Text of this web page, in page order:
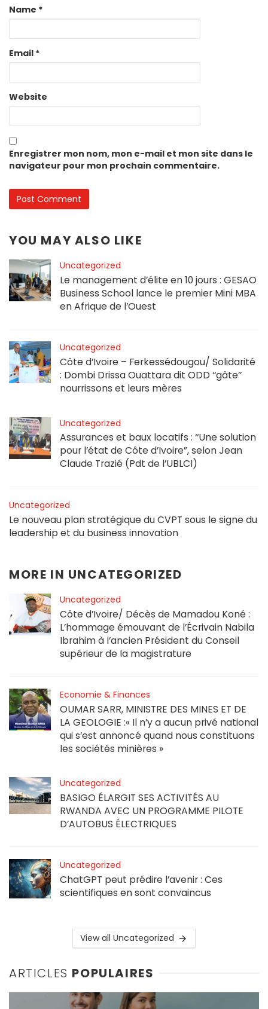
Name *
Email *
Website
Enregistrer mon nom, mon e-mail et mon site dans le
navigateur pour mon prochain commentaire.
YOU MAY ALSO LIKE
Uncategorized
Le management d’élite en 10 jours : GESAO
Business School lance le premier Mini MBA
en Afrique de l’Ouest
Uncategorized
Côte d’Ivoire – Ferkessédougou/ Solidarité
: Dombi Drissa Ouattara dit ODD ‘‘gâte’’
nourrissons et leurs mères
Uncategorized
Assurances et baux locatifs : ‘‘Une solution
pour l’état de Côte d’Ivoire”, selon Jean
Claude Trazié (Pdt de l’UBLCI)
Uncategorized
Le nouveau plan stratégique du CVPT sous le signe du
leadership et du business innovation
MORE IN UNCATEGORIZED
Uncategorized
Côte d’Ivoire/ Décès de Mamadou Koné :
L’hommage émouvant de l’Écrivain Nabila
Ibrahim à l’ancien Président du Conseil
supérieur de la magistrature
Economie & Finances
OUMAR SARR, MINISTRE DES MINES ET DE
LA GEOLOGIE :« Il n’y a aucun privé national
qui s’est annoncé quand nous constituons
les sociétés minières »
Uncategorized
BASIGO ÉLARGIT SES ACTIVITÉS AU
RWANDA AVEC UN PROGRAMME PILOTE
D’AUTOBUS ÉLECTRIQUES
Uncategorized
ChatGPT peut prédire l’avenir : Ces
scientifiques en sont convaincus
View all Uncategorized
ARTICLES POPULAIRES